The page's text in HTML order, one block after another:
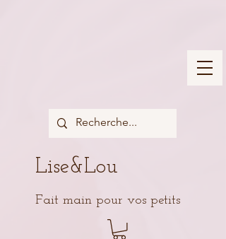
Lise&Lou
Fait main pour vos petits